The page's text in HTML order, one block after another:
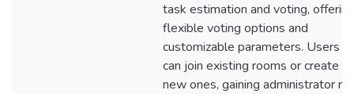
task estimation and voting, offering
flexible voting options and
customizable parameters. Users
can join existing rooms or create
new ones, gaining administrator